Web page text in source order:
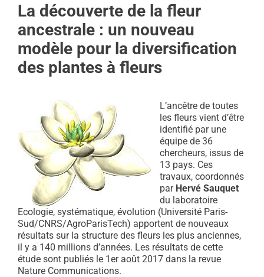
La découverte de la fleur
ancestrale : un nouveau
modèle pour la diversification
des plantes à fleurs
L’ancêtre de toutes
les fleurs vient d’être
identifié par une
équipe de 36
chercheurs, issus de
13 pays. Ces
travaux, coordonnés
par Hervé Sauquet
du laboratoire
Ecologie, systématique, évolution (Université Paris-
Sud/CNRS/AgroParisTech) apportent de nouveaux
résultats sur la structure des fleurs les plus anciennes,
il y a 140 millions d’années. Les résultats de cette
étude sont publiés le 1er août 2017 dans la revue
Nature Communications.